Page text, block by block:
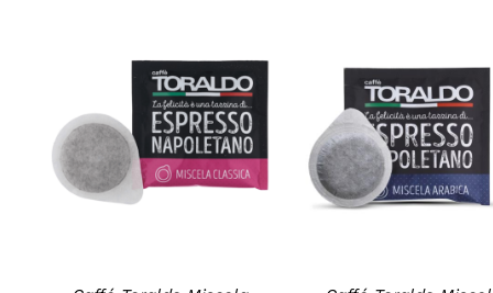
OPCIÓK VÁLASZTÁSA
THIS
PRODUCT
HAS
MULTIPLE
RÉSZLETEK
OPCIÓK VÁLASZTÁSA
THIS
PRODUCT
HAS
MULTIPLE
/ RÉSZLETEK